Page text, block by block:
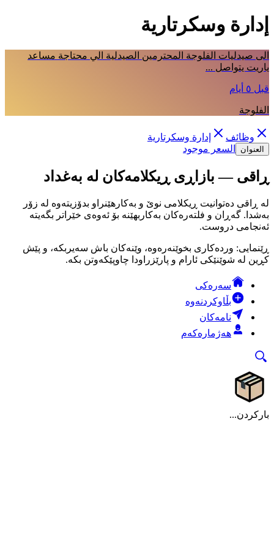
إدارة وسكرتارية
الى صيدليات الفلوجة المحترمين الصيدلية الي محتاجة مساعد
ياريت يتواصل ...
قبل ٥ أيام
الفلوجة
وظائف إدارة وسكرتارية
العنوان السعر موجود
ڕاقی — بازاڕی ڕیکلامەکان لە بەغداد
لە ڕاقی دەتوانیت ڕیکلامی نوێ و بەکارهێنراو بدۆزیتەوە لە زۆر
بەشدا. گەڕان و فلتەرەکان بەکاربهێنە بۆ ئەوەی خێراتر بگەیتە
ئەنجامی دروست.
ڕێنمایی: وردەکاری بخوێنەرەوە، وێنەکان باش سەیربکە، و پێش
کڕین لە شوێنێکی ئارام و پارێزراودا چاوپێکەوتن بکە.
سەرەکی
بڵاوکردنەوە
نامەکان
هەژمارەکەم
بارکردن...